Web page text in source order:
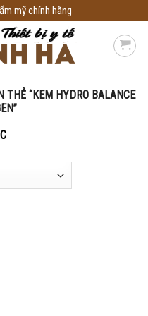
mỹ chính hãng
“KEM HYDRO BALANCE